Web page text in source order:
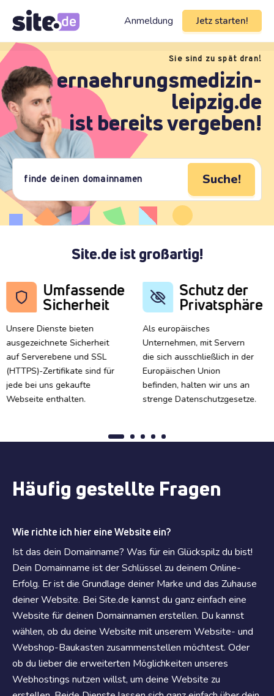
Anmeldung Jetz starten!
Sie sind zu spät dran!
ernaehrungsmedizin-
leipzig.de
ist bereits vergeben!
Suche!
Site.de ist großartig!
Umfassende
Sicherheit
Unsere Dienste bieten
ausgezeichnete Sicherheit
auf Serverebene und SSL
(HTTPS)-Zertifikate sind für
jede bei uns gekaufte
Webseite enthalten.
Schutz der
Privatsphäre
Als europäisches
Unternehmen, mit Servern
die sich ausschließlich in der
Europäischen Union
befinden, halten wir uns an
strenge Datenschutzgesetze.
Häufig gestellte Fragen
Wie richte ich hier eine Website ein?
Ist das dein Domainname? Was für ein Glückspilz du bist!
Dein Domainname ist der Schlüssel zu deinem Online-
Erfolg. Er ist die Grundlage deiner Marke und das Zuhause
deiner Website. Bei Site.de kannst du ganz einfach eine
Website für deinen Domainnamen erstellen. Du kannst
wählen, ob du deine Website mit unserem Website- und
Webshop-Baukasten zusammenstellen möchtest. Oder
ob du lieber die erweiterten Möglichkeiten unseres
Webhostings nutzen willst, um deine Website zu